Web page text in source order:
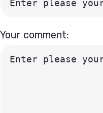
Your comment: